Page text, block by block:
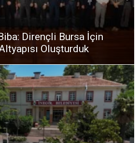
Dirençli Bursa İçin
Oluşturduk